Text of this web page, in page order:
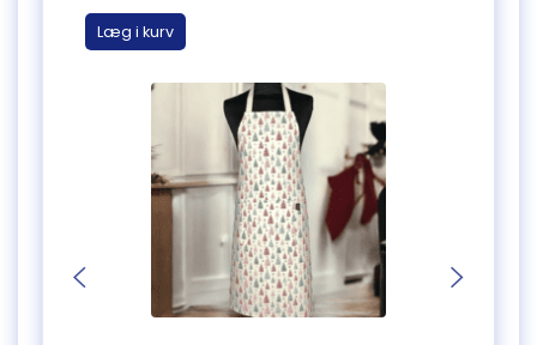
Læg i kurv